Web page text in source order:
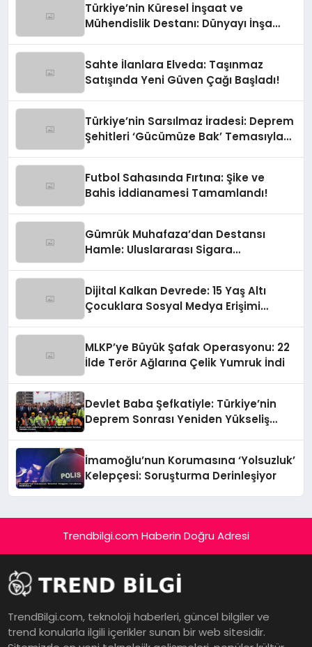
Türkiye’nin Küresel İnşaat ve
Mühendislik Destanı: Dünyayı İnşa
Sahte İlanlara Elveda: Taşınmaz
Satışında Yeni Güven Çağı Başladı!
Türkiye’nin Sarsılmaz İradesi: Deprem
Şehitleri ‘Gücümüze Bak’ Temasıyla
Futbol Sahasında Fırtına: Şike ve
Bahis İddianamesi Tamamlandı!
Gümrük Muhafaza’dan Destansı
Hamle: Uluslararası Sigara
Dijital Kalkan Devrede: 15 Yaş Altı
Çocuklara Sosyal Medya Erişimi
MLKP’ye Büyük Şafak Operasyonu: 22
İlde Terör Ağlarına Çelik Yumruk İndi
Devlet Baba Şefkatiyle: Türkiye’nin
Deprem Sonrası Yeniden Yükseliş
İmamoğlu’nun Korumasına ‘Yolsuzluk’
Kelepçesi: Soruşturma Derinleşiyor
Trendbilgi.com Haberin Doğru Adresi
TrendBilgi.com, teknoloji haberleri, güncel bilgiler ve
trend konularla ilgili içerikler sunan bir web sitesidir.